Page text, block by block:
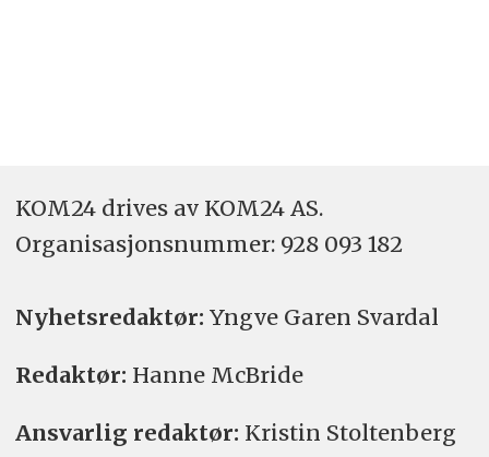
KOM24 drives av KOM24 AS.
Organisasjons­nummer: 928 093 182
Nyhetsredaktør: Yngve Garen Svardal
Redaktør: Hanne McBride
Ansvarlig redaktør: Kristin Stoltenberg